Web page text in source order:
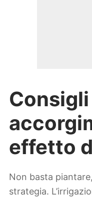
Consigli
effetto
Non basta
strategia.